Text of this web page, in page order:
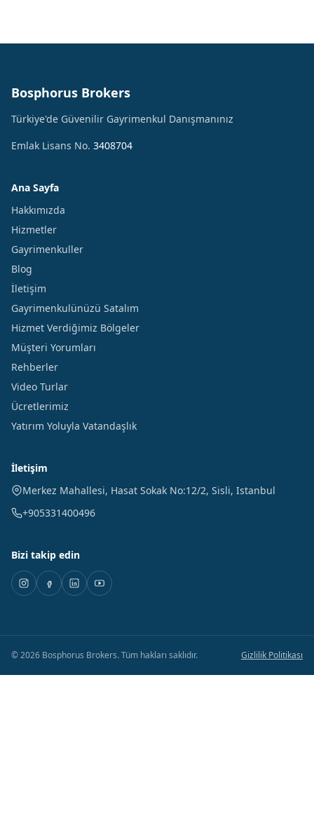
Bosphorus Brokers
Türkiye'de Güvenilir Gayrimenkul Danışmanınız
Emlak Lisans No. 3408704
Ana Sayfa
Hakkımızda
Hizmetler
Gayrimenkuller
Blog
İletişim
Gayrimenkulünüzü Satalım
Hizmet Verdiğimiz Bölgeler
Müşteri Yorumları
Rehberler
Video Turlar
Ücretlerimiz
Yatırım Yoluyla Vatandaşlık
İletişim
Merkez Mahallesi, Hasat Sokak No:12/2, Sisli, Istanbul
+905331400496
Bizi takip edin
©2026 Bosphorus Brokers.Tüm hakları saklıdır. Gizlilik Politikası